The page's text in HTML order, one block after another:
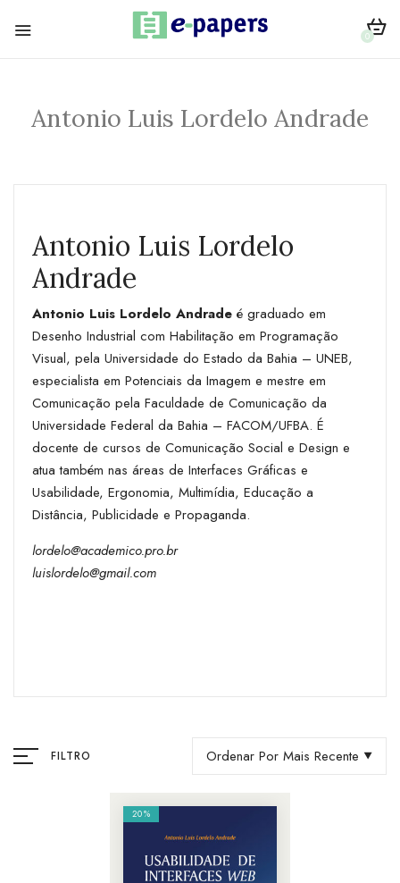
0
Antonio Luis Lordelo Andrade
Antonio Luis Lordelo
Andrade
Antonio Luis Lordelo Andrade é graduado em
Desenho Industrial com Habilitação em Programação
Visual, pela Universidade do Estado da Bahia – UNEB,
especialista em Potenciais da Imagem e mestre em
Comunicação pela Faculdade de Comunicação da
Universidade Federal da Bahia – FACOM/UFBA. É
docente de cursos de Comunicação Social e Design e
atua também nas áreas de Interfaces Gráficas e
Usabilidade, Ergonomia, Multimídia, Educação a
Distância, Publicidade e Propaganda.
lordelo@academico.pro.br
luislordelo@gmail.com
FILTRO Ordenar Por Mais Recente
20%